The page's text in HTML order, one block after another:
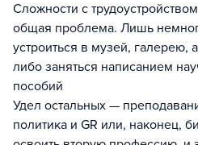
Сложности с
общая проблема. Лишь
устроиться в музей, галерею,
либо заняться написанием
пособий
Удел остальных —
политика и GR или, наконец,